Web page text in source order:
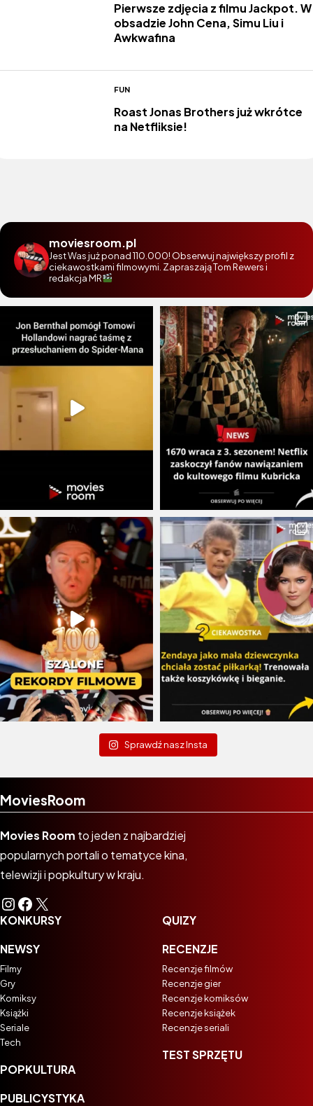
Pierwsze zdjęcia z filmu Jackpot. W
obsadzie John Cena, Simu Liu i
Awkwafina
FUN
Roast Jonas Brothers już wkrótce
na Netfliksie!
moviesroom.pl
Jest Was już ponad 110.000! Obserwuj największy profil z
ciekawostkami filmowymi. Zapraszają Tom Rewers i
redakcja MR
Sprawdź nasz Insta
MoviesRoom
Movies Room to jeden z najbardziej
popularnych portali o tematyce kina,
telewizji i popkultury w kraju.
Instagram
Facebook
X
KONKURSY
NEWSY
Filmy
Gry
Komiksy
Książki
Seriale
Tech
POPKULTURA
PUBLICYSTYKA
QUIZY
RECENZJE
Recenzje filmów
Recenzje gier
Recenzje komiksów
Recenzje książek
Recenzje seriali
TEST SPRZĘTU